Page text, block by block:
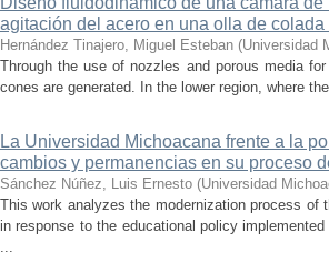
agitación del acero en una olla de colada
Hernández Tinajero, Miguel Esteban (Universidad
Through the use of nozzles and porous media
cones are generated. In the lower region, where
La Universidad Michoacana frente a la
cambios y permanencias en su proceso
Sánchez Núñez, Luis Ernesto (Universidad
This work analyzes the modernization process of
in response to the educational policy
...